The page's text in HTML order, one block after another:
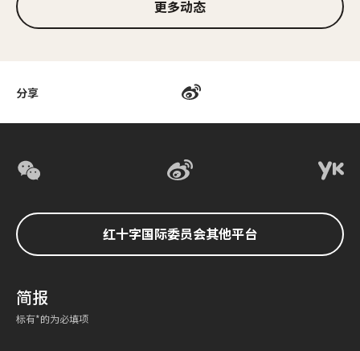
分享
更多动态
红十字国际委员会其他平台
简报
标有*的为必填项